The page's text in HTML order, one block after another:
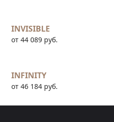
INVISIBLE
от 44 089 руб.
INFINITY
от 46 184 руб.